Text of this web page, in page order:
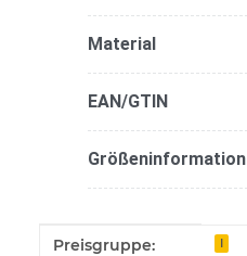
Material
EAN/GTIN
Größeninformation
Produkteigenschaft
Wert
Preisgruppe: I